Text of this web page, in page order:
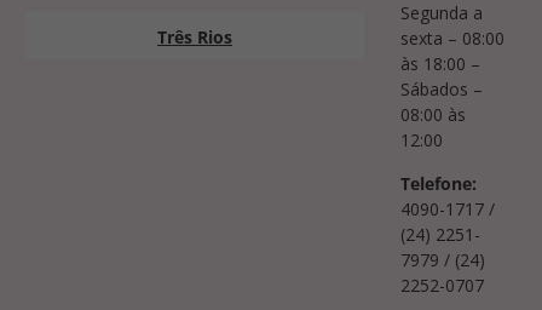
Três Rios
Segunda a
sexta – 08:00
às 18:00 –
Sábados –
08:00 às
12:00
Telefone:
4090-1717 /
(24) 2251-
7979 / (24)
2252-0707